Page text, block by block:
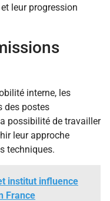
leur progression
interne, les
des postes
possibilité de travailler
leur approche
techniques.
institut influence
France